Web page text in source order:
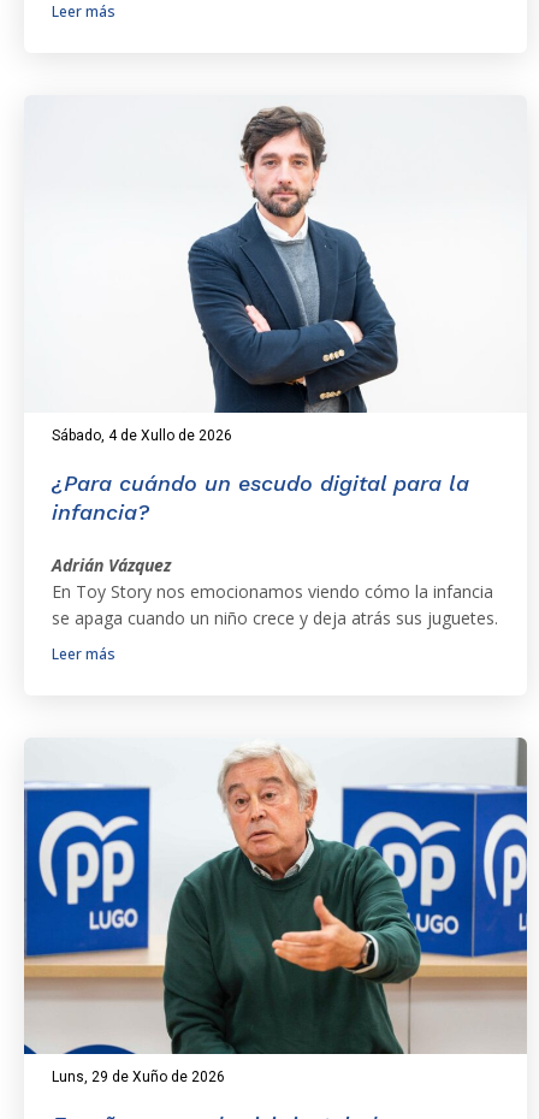
Leer más
Sábado, 4 de Xullo de 2026
¿Para cuándo un escudo digital para la
infancia?
Adrián Vázquez
En Toy Story nos emocionamos viendo cómo la infancia
se apaga cuando un niño crece y deja atrás sus juguetes.
Leer más
Luns, 29 de Xuño de 2026